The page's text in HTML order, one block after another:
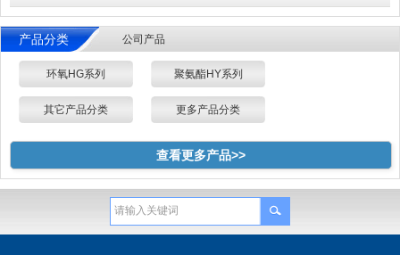
产品分类 公司产品
环氧HG系列 聚氨酯HY系列
其它产品分类 更多产品分类
查看更多产品>>